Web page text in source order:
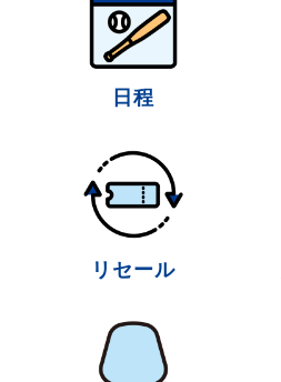
日程
リセール